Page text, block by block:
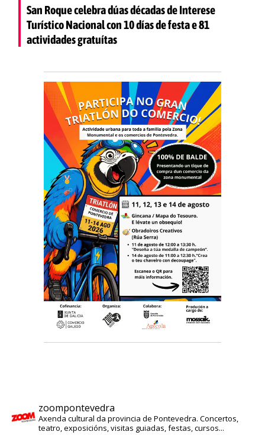
San Roque celebra dúas décadas de Interese
Turístico Nacional con 10 días de festa e 81
actividades gratuítas
zoompontevedra
Axenda cultural da provincia de Pontevedra. Concertos,
teatro, exposicións, visitas guiadas, festas, cursos...